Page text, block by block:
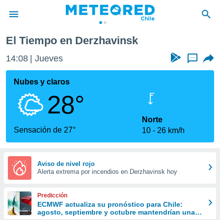
de
por
que se
calidad.
a este
las
y
forma
digital
basada
El Tiempo en Derzhavinsk
14:08 Jueves ...
Nubes y claros
28°
Sensación de 27°
Norte
10
26 km/h
Aviso de nivel rojo
Alerta extrema por incendios en Derzhavinsk hoy
Predicción
ECMWF actualiza su pronóstico para Chile:
agosto, septiembre y octubre mantendrían una